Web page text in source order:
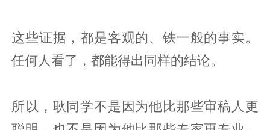
这些证据，都是客观的、铁一般的事实。
任何人看了，都能得出同样的结论。
所以，耿同学不是因为他比那些审稿人更